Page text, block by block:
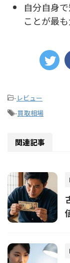
自分自身
ことが最
- レビュー
-買取相場
関連記事